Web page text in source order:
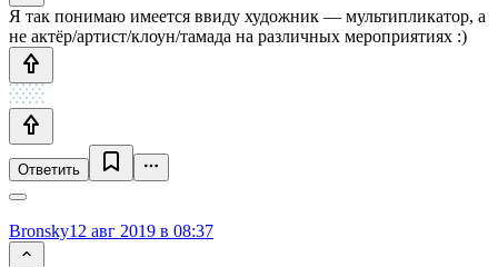
Я так понимаю имеется ввиду художник — мультипликатор, а
не актёр/артист/клоун/тамада на различных мероприятиях :)
Ответить
Bronsky12 авг 2019 в 08:37